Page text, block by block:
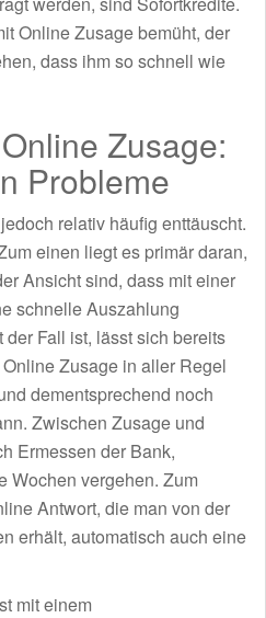
Online Zusage bemüht, der
dass ihm so schnell wie
Zusage:
Probleme
relativ häufig enttäuscht.
einen liegt es primär daran,
Ansicht sind, dass mit einer
schnelle Auszahlung
Fall ist, lässt sich bereits
Zusage in aller Regel
dementsprechend noch
Zwischen Zusage und
Ermessen der Bank,
Wochen vergehen. Zum
Antwort, die man von der
erhält, automatisch auch eine
mit einem